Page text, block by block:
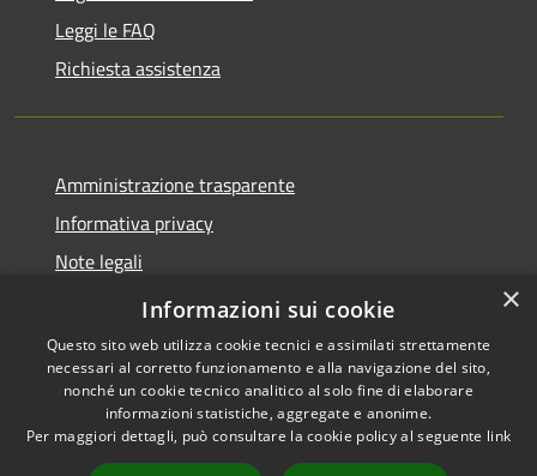
Leggi le FAQ
Richiesta assistenza
Amministrazione trasparente
Informativa privacy
Note legali
Dichiarazione di accessibilità
Accessibilità
Copyright © 2026 • Comune di
Larciano • Powered by
×
Informazioni sui cookie
Questo sito web utilizza cookie tecnici e assimilati strettamente
necessari al corretto funzionamento e alla navigazione del sito,
nonché un cookie tecnico analitico al solo fine di elaborare
informazioni statistiche, aggregate e anonime.
Per maggiori dettagli, può consultare la cookie policy al seguente link